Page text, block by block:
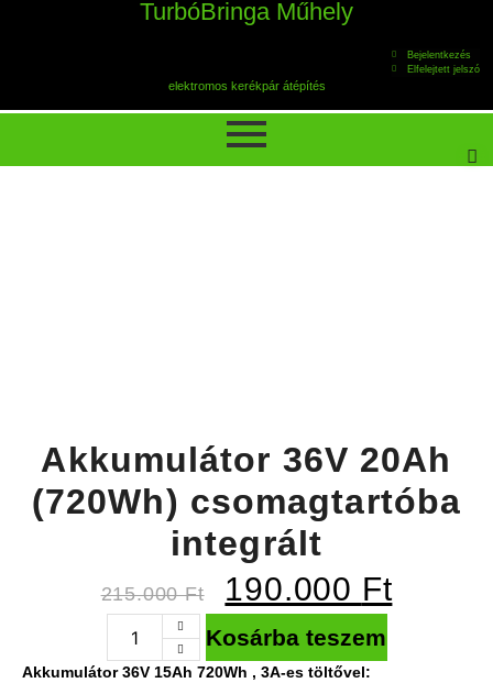
TurbóBringa Műhely
Bejelentkezés
Elfelejtett jelszó
elektromos kerékpár átépítés
Akkumulátor 36V 20Ah
(720Wh) csomagtartóba
integrált
215.000Ft 190.000 Ft
Kosárba teszem
Akkumulátor36V 15Ah 720Wh , 3A-es töltővel: